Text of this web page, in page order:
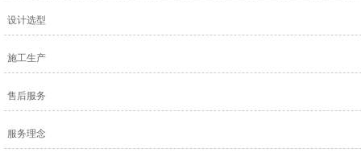
设计选型
施工生产
售后服务
服务理念